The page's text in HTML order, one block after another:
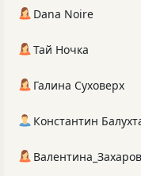
Dana Noire
Тай Ночка
Галина Суховерх
Константин